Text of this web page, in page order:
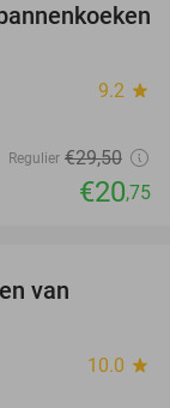
30%
9.2 star
Regulier €29,50
€20,75
van
10.0 star